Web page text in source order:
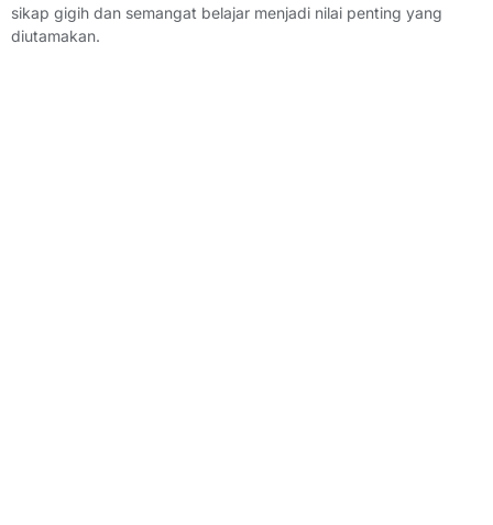
sikap gigih dan semangat belajar menjadi nilai penting yang
diutamakan.